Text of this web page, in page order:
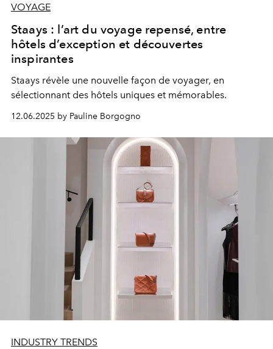
VOYAGE
Staays : l’art du voyage repensé, entre
hôtels d’exception et découvertes
inspirantes
Staays révèle une nouvelle façon de voyager, en
sélectionnant des hôtels uniques et mémorables.
12.06.2025 by Pauline Borgogno
INDUSTRY TRENDS